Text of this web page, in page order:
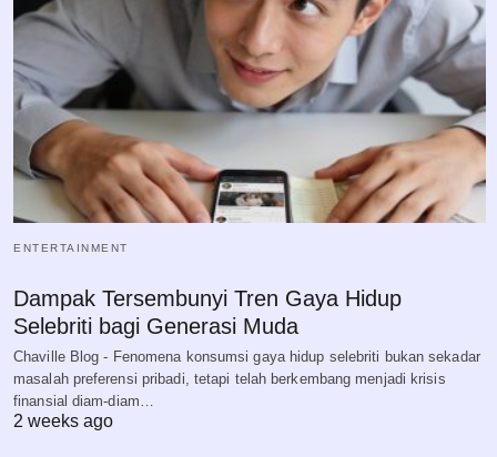
ENTERTAINMENT
Dampak Tersembunyi Tren Gaya Hidup
Selebriti bagi Generasi Muda
Chaville Blog - Fenomena konsumsi gaya hidup selebriti bukan sekadar
masalah preferensi pribadi, tetapi telah berkembang menjadi krisis
finansial diam-diam…
2 weeks ago